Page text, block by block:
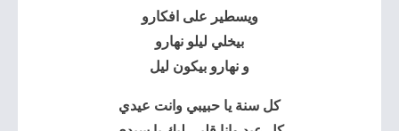
ويسطير على افكارو
بيخلي ليلو نهارو
و نهارو بيكون ليل
كل سنة يا حبيبي وانت عيدي